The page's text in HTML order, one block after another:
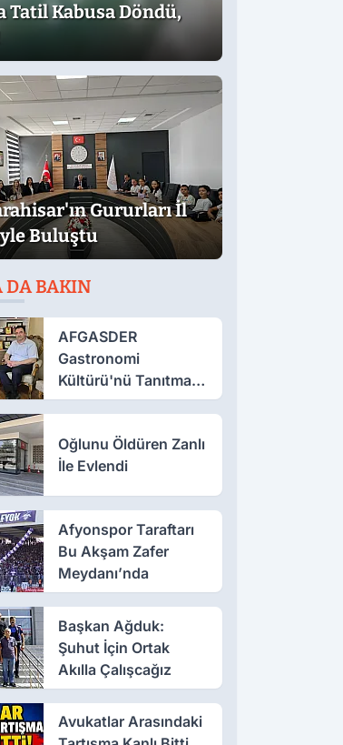
Tatil Kabusa Döndü,
Gururları İl
Buluştu
DA BAKIN
AFGASDER
Gastronomi
Kültürü'nü Tanıtmak
İçin Çalışıyor
Oğlunu Öldüren Zanlı
İle Evlendi
Afyonspor Taraftarı
Bu Akşam Zafer
Meydanı’nda
Başkan Ağduk:
Şuhut İçin Ortak
Akılla Çalışcağız
Avukatlar Arasındaki